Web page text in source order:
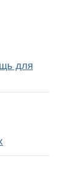
для